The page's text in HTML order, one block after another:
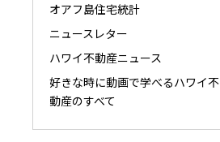
オアフ島住宅統計
ニュースレター
ハワイ不動産ニュース
好きな時に動画で学べるハワイ不
動産のすべて